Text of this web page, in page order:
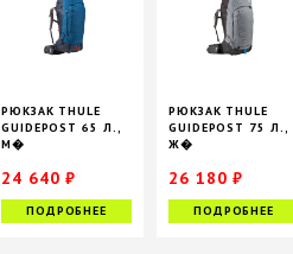
РЮКЗАК THULE
GUIDEPOST 65 Л.,
М�
24 640 ₽
35 200 ₽
ПОДРОБНЕЕ
РЮКЗАК THULE
GUIDEPOST 75 Л.,
Ж�
26 180 ₽
37 400 ₽
ПОДРОБНЕЕ